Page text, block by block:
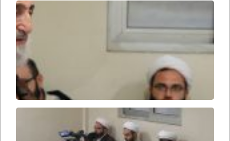
اخلاق
در
قرآن
۲۴۷
اخلاق